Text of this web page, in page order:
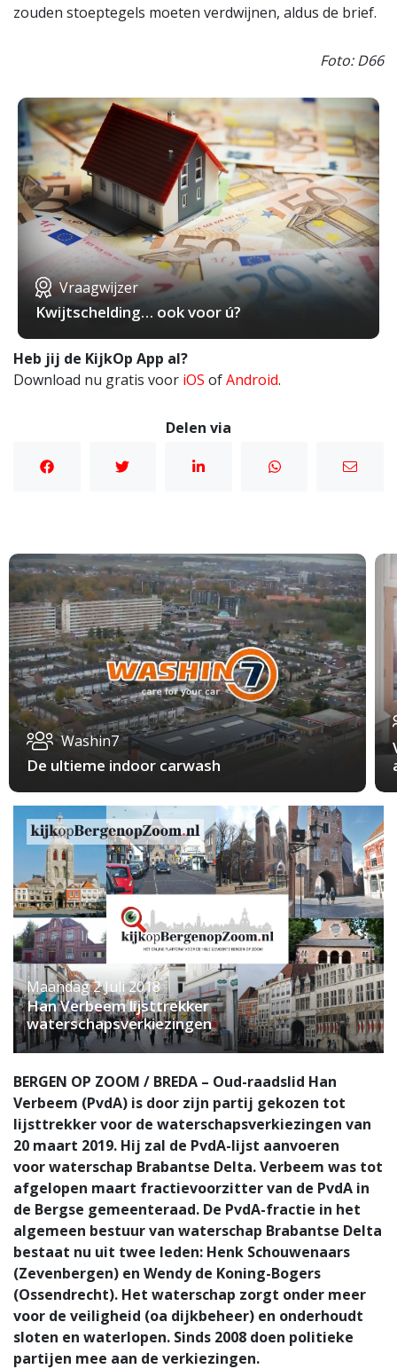
zouden stoeptegels moeten verdwijnen, aldus de brief.
Foto: D66
Vraagwijzer
Kwijtschelding… ook voor ú?
Heb jij de KijkOp App al?
Download nu gratis voor iOS ofAndroid.
Delen via
Washin7
De ultieme indoor carwash
Maandag 2 Juli 2018
Han Verbeem lijsttrekker
waterschapsverkiezingen
BERGEN OP ZOOM / BREDA – Oud-raadslid Han
Verbeem (PvdA) is door zijn partij gekozen tot
lijsttrekker voor de waterschapsverkiezingen van
20 maart 2019. Hij zal de PvdA-lijst aanvoeren
voor waterschap Brabantse Delta. Verbeem was tot
afgelopen maart fractievoorzitter van de PvdA in
de Bergse gemeenteraad. De PvdA-fractie in het
algemeen bestuur van waterschap Brabantse Delta
bestaat nu uit twee leden: Henk Schouwenaars
(Zevenbergen) en Wendy de Koning-Bogers
(Ossendrecht). Het waterschap zorgt onder meer
voor de veiligheid (oa dijkbeheer) en onderhoudt
sloten en waterlopen. Sinds 2008 doen politieke
partijen mee aan de verkiezingen.